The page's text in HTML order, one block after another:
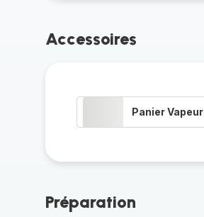
Accessoires
Panier Vapeur
Préparation